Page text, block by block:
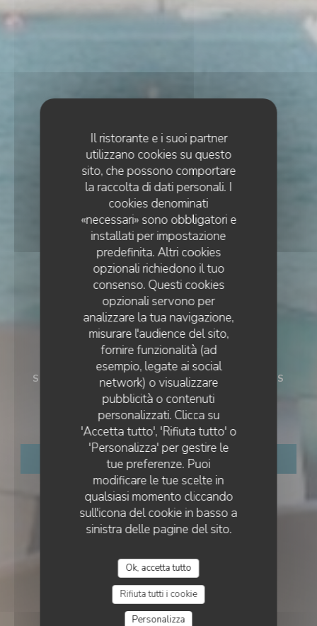
Il ristorante e i suoi partner
utilizzano cookies su questo
sito, che possono comportare
la raccolta di dati personali. I
cookies denominati
«necessari» sono obbligatori e
installati per impostazione
predefinita. Altri cookies
opzionali richiedono il tuo
consenso. Questi cookies
opzionali servono per
analizzare la tua navigazione,
misurare l'audience del sito,
fornire funzionalità (ad
esempio, legate ai social
network) o visualizzare
pubblicità o contenuti
personalizzati. Clicca su
'Accetta tutto', 'Rifiuta tutto' o
'Personalizza' per gestire le
tue preferenze. Puoi
modificare le tue scelte in
qualsiasi momento cliccando
sull'icona del cookie in basso a
sinistra delle pagine del sito.
Ok, accetta tutto
Rifiuta tutti i cookie
Personalizza
SEAFOOD RESTAURANT• BRIGNOGAN PLAGES
La Corniche
PRENOTA
LA CORNICHE